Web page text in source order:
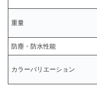
重量
防塵・防水性能
カラーバリエーション